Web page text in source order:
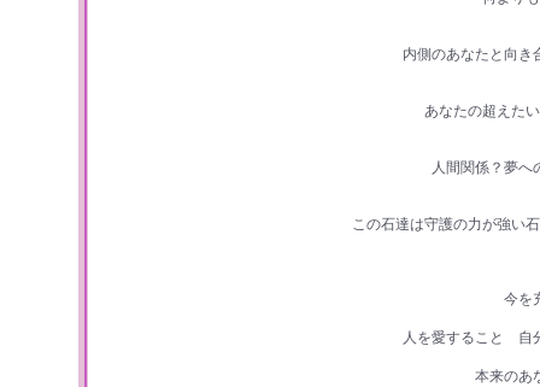
内側のあなたと向
あなたの超えた
人間関係？夢へ
この石達は守護の力が強い
今を
人を愛すること 自
本来のあ